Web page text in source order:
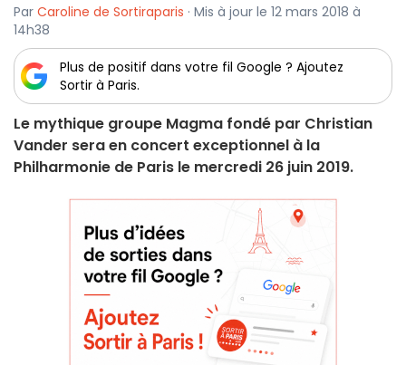
Par Caroline de Sortiraparis · Mis à jour le 12 mars 2018 à
14h38
Plus de positif dans votre fil Google ? Ajoutez
Sortir à Paris.
Le mythique groupe Magma fondé par Christian
Vander sera en concert exceptionnel à la
Philharmonie de Paris le mercredi 26 juin 2019.